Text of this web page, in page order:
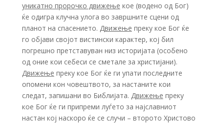
уникатно пророчко движење кое (водено од Бог)
ќе одигра клучна улога во завршните сцени од
планот на спасението. Движење преку кое Бог ќе
го објави својот вистински карактер, кој бил
погрешно претставуван низ историјата (особено
од оние кои себеси се сметале за христијани).
Движење преку кое Бог ќе ги упати последните
опомени кон човештвото, за настаните кои
следат, запишани во Библијата. Движење преку
кое Бог ќе ги припреми луѓето за најславниот
настан кој наскоро ќе се случи – второто Христово